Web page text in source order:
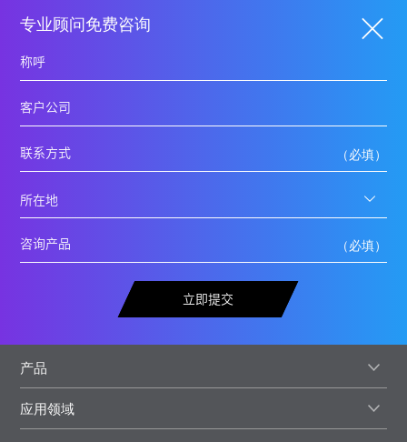
专业顾问免费咨询
立即提交
产品
应用领域